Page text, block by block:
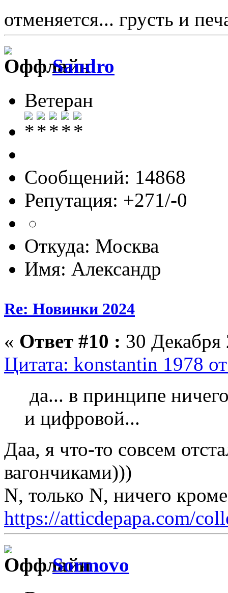
отменяется... грусть и
Sandro
Ветеран
Сообщений: 14868
Репутация: +271/-0
Откуда: Москва
Имя: Александр
Re: Новинки 2024
« Ответ #10 : 30
Цитата: konstantin 1978
да... в принципе
и цифровой...
Даа, я что-то совсем
вагончиками)))
N, только N, ничего
https://atticdepapa.com/
Sormovo